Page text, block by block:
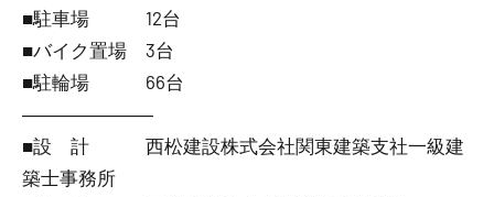
■駐車場 12台
■バイク置場 3台
■駐輪場 66台
―――――――
■設 計 西松建設株式会社関東建築支社一級建
築士事務所